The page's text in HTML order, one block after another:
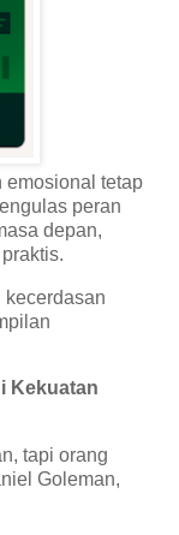
emosional tetap
peran
depan,
Kekuatan
tapi orang
Goleman,